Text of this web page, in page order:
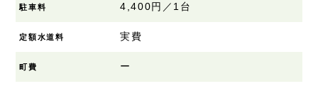
駐車料 4,400円／1台
定額水道料 実費
町費 ー